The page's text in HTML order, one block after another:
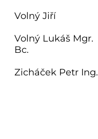
Volný Jiří
Volný Lukáš Mgr.
Bc.
Zicháček Petr Ing.